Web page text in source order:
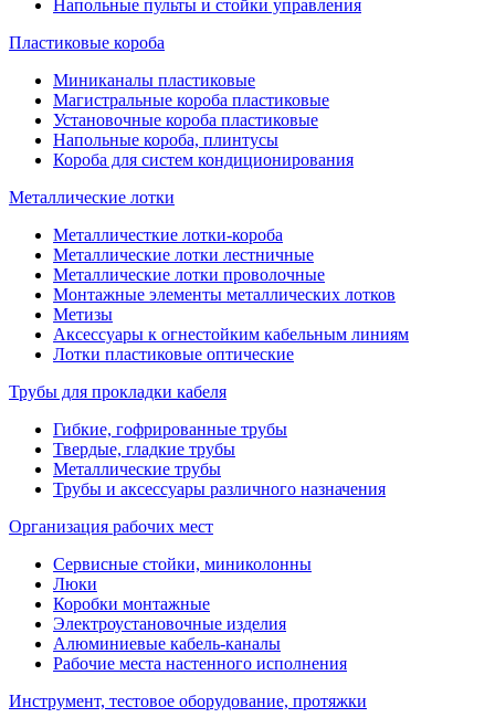
Напольные пульты и стойки управления
Пластиковые короба
Миниканалы пластиковые
Магистральные короба пластиковые
Установочные короба пластиковые
Напольные короба, плинтусы
Короба для систем кондиционирования
Металлические лотки
Металличесткие лотки-короба
Металлические лотки лестничные
Металлические лотки проволочные
Монтажные элементы металлических лотков
Метизы
Аксессуары к огнестойким кабельным линиям
Лотки пластиковые оптические
Трубы для прокладки кабеля
Гибкие, гофрированные трубы
Твердые, гладкие трубы
Металлические трубы
Трубы и аксессуары различного назначения
Организация рабочих мест
Сервисные стойки, миниколонны
Люки
Коробки монтажные
Электроустановочные изделия
Алюминиевые кабель-каналы
Рабочие места настенного исполнения
Инструмент, тестовое оборудование, протяжки